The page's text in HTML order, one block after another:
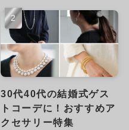
30代40代の結婚式ゲス
トコーデに！おすすめア
クセサリー特集